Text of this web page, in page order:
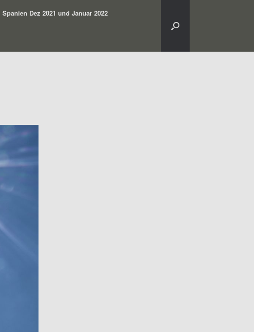
Spanien Dez 2021 und Januar 2022